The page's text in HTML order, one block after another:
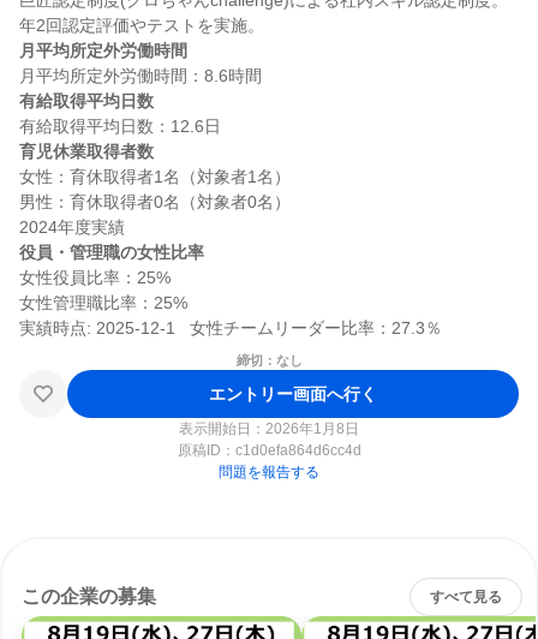
月平均所定外労働時間
有給取得平均日数
育児休業取得者数
女性：育休取得者1名（対象者1名）
男性：育休取得者0名（対象者0名）
役員・管理職の女性比率
女性役員比率：25%
女性管理職比率：25%
締切：なし
エントリー画面へ行く
表示開始日：2026年1月8日
原稿ID： c1d0efa864d6cc4d
問題を報告する
この企業の募集 すべて見る